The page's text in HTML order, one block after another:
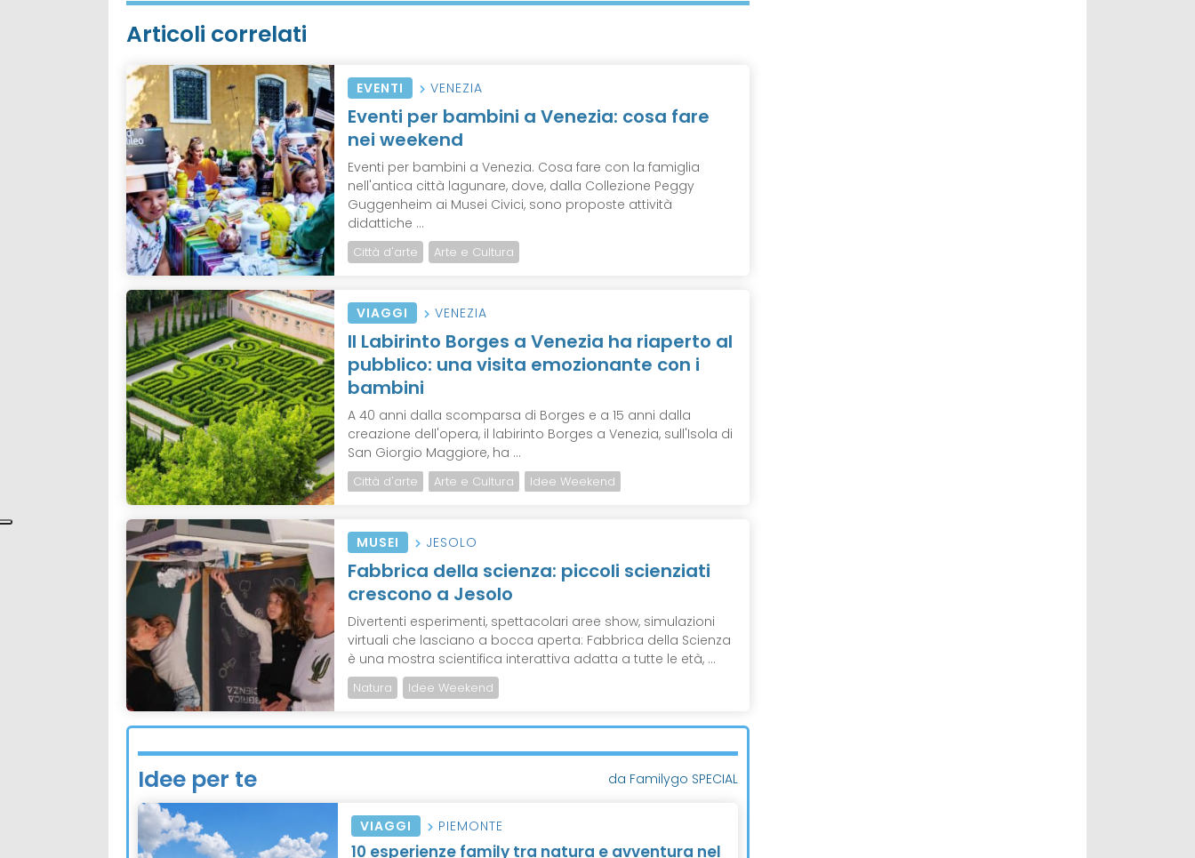
Articoli correlati
EVENTI VENEZIA
Eventi per bambini a Venezia: cosa fare
nei weekend
Eventi per bambini a Venezia. Cosa fare con la famiglia
nell'antica città lagunare, dove, dalla Collezione Peggy
Guggenheim ai Musei Civici, sono proposte attività
didattiche ...
Città d'arte Arte e Cultura
VIAGGI VENEZIA
Il Labirinto Borges a Venezia ha riaperto al
pubblico: una visita emozionante con i
bambini
A 40 anni dalla scomparsa di Borges e a 15 anni dalla
creazione dell'opera, il labirinto Borges a Venezia, sull'Isola di
San Giorgio Maggiore, ha ...
Città d'arte Arte e Cultura Idee Weekend
MUSEI JESOLO
Fabbrica della scienza: piccoli scienziati
crescono a Jesolo
Divertenti esperimenti, spettacolari aree show, simulazioni
virtuali che lasciano a bocca aperta: Fabbrica della Scienza
è una mostra scientifica interattiva adatta a tutte le età, ...
Natura Idee Weekend
Idee per te da Familygo SPECIAL
VIAGGI PIEMONTE
10 esperienze family tra natura e avventura nel